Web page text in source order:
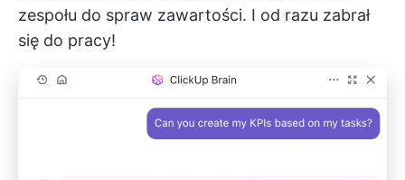
zespołu do spraw zawartości. I od razu zabrał
się do pracy!